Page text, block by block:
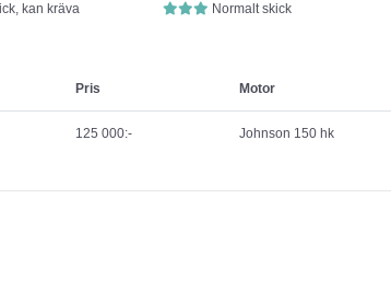
kan kräva
Normalt skick
Pris Motor
125 000:- Johnson 150 hk